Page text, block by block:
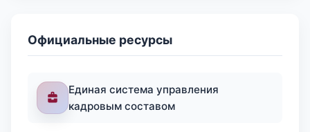
Официальные ресурсы
Единая система управления
кадровым составом